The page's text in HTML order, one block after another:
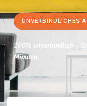
UNVERBINDLICHES
100% unverbindlich –
Minuten.